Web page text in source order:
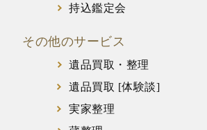
持込鑑定会
その他のサービス
遺品買取・整理
遺品買取 [体験談]
実家整理